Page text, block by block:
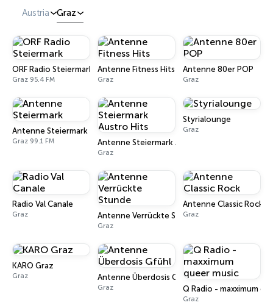
Austria Graz
ORF Radio Steiermark
Graz 95.4 FM
Antenne Fitness Hits
Graz
Antenne 80er POP
Graz
Antenne Steiermark
Graz 99.1 FM Antenne Steiermark Austro Hits
Graz
Styrialounge
Graz
Radio Val Canale
Graz Antenne Verrückte Stunde
Graz
Antenne Classic Rock
Graz
KARO Graz
Graz Antenne Überdosis Gfühl
Graz Q Radio - maxximum
Graz